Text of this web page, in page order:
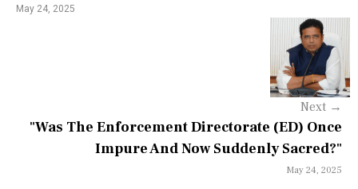
aMay 24, 2025
Next →
"Was The Enforcement Directorate (ED) Once
Impure And Now Suddenly Sacred?"
May 24, 2025